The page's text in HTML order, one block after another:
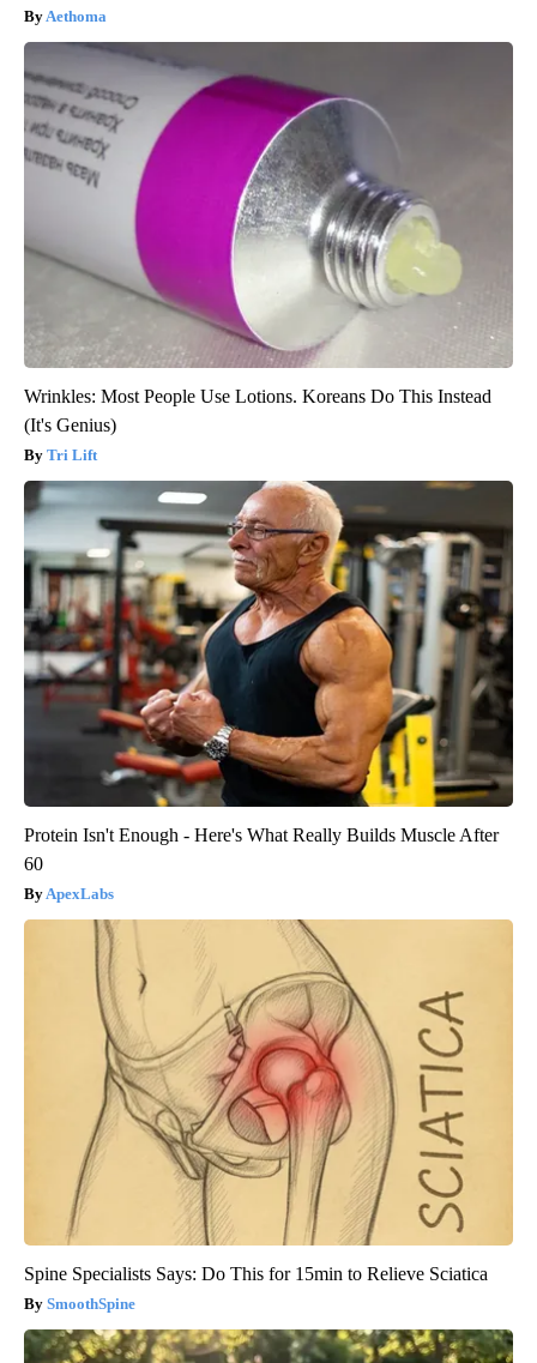
Aethoma
Wrinkles: Most People Use Lotions. Koreans Do This Instead
(It's Genius)
Tri Lift
Protein Isn't Enough - Here's What Really Builds Muscle After
60
ApexLabs
Spine Specialists Says: Do This for 15min to Relieve Sciatica
SmoothSpine